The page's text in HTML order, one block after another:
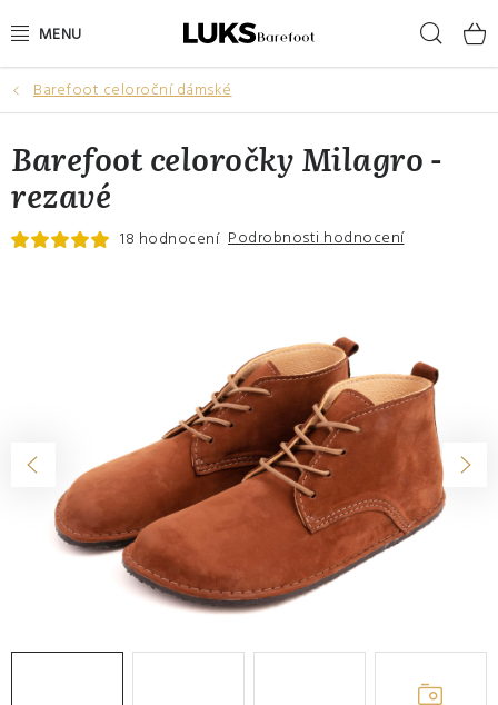
na
NOVINKY
VÝPRODEJ
DÁMSKÉ BAREFOOT BOTY
O nás Hodnocení obchodu
Moje objednávka
Výměna a vrácení zboží
Barefoot celoroční dámské
Barefoot celoročky Milagro -
rezavé
18 hodnocení Podrobnosti hodnocení